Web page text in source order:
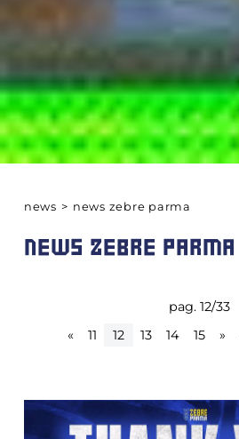
news > news zebre parma
NEWS ZEBRE PARMA
pag. 12/33
«
11 12 13 14 15 »